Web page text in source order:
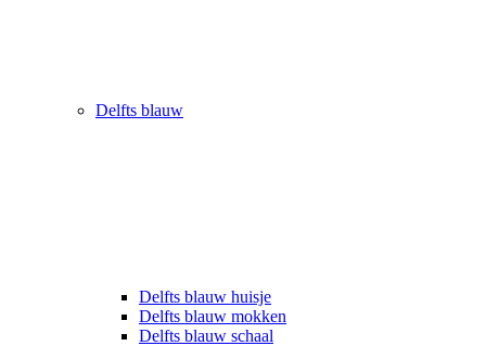
Delfts blauw
Delfts blauw huisje
Delfts blauw mokken
Delfts blauw schaal